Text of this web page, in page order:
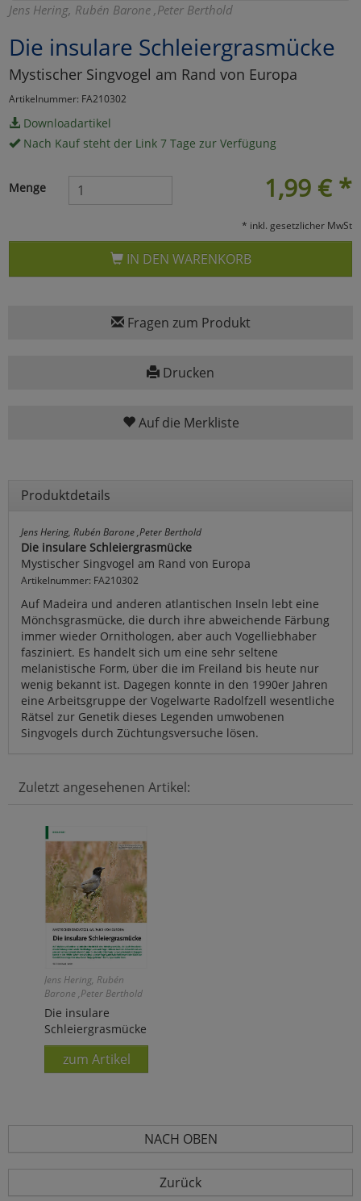
Jens Hering, Rubén Barone ,Peter Berthold
Die insulare Schleiergrasmücke
Mystischer Singvogel am Rand von Europa
Artikelnummer: FA210302
Downloadartikel
Nach Kauf steht der Link 7 Tage zur Verfügung
1,99 € *
Menge
* inkl. gesetzlicher MwSt
IN DEN WARENKORB
Fragen zum Produkt
Drucken
Auf die Merkliste
Produktdetails
Jens Hering, Rubén Barone ,Peter Berthold
Die insulare Schleiergrasmücke
Mystischer Singvogel am Rand von Europa
Artikelnummer: FA210302
Auf Madeira und anderen atlantischen Inseln lebt eine
Mönchsgrasmücke, die durch ihre abweichende Färbung
immer wieder Ornithologen, aber auch Vogelliebhaber
fasziniert. Es handelt sich um eine sehr seltene
melanistische Form, über die im Freiland bis heute nur
wenig bekannt ist. Dagegen konnte in den 1990er Jahren
eine Arbeitsgruppe der Vogelwarte Radolfzell wesentliche
Rätsel zur Genetik dieses Legenden umwobenen
Singvogels durch Züchtungsversuche lösen.
Zuletzt angesehenen Artikel:
Jens Hering, Rubén
Barone ,Peter Berthold
Die insulare
Schleiergrasmücke
zum Artikel
NACH OBEN
Zurück
Umfragetools
Cookies
Alle Akzeptieren
zurück
zu Haupptseite